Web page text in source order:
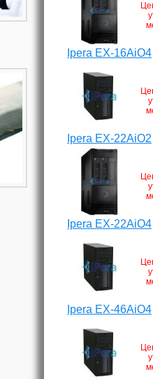
Ipera EX-16AiO4
Ipera EX-22AiO2
Ipera EX-22AiO4
Ipera EX-46AiO4